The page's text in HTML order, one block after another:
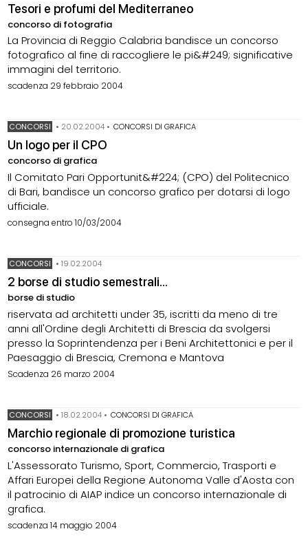
Tesori e profumi del Mediterraneo
concorso di fotografia
La Provincia di Reggio Calabria bandisce un concorso
fotografico al fine di raccogliere le pi&#249; significative
immagini del territorio.
scadenza 29 febbraio 2004
CONCORSI • 20.02.2004 • CONCORSI DI GRAFICA
Un logo per il CPO
concorso di grafica
Il Comitato Pari Opportunit&#224; (CPO) del Politecnico
di Bari, bandisce un concorso grafico per dotarsi di logo
ufficiale.
consegna entro 10/03/2004
CONCORSI •19.02.2004
2 borse di studio semestrali...
borse di studio
riservata ad architetti under 35, iscritti da meno di tre
anni all'Ordine degli Architetti di Brescia da svolgersi
presso la Soprintendenza per i Beni Architettonici e per il
Paesaggio di Brescia, Cremona e Mantova
Scadenza 26 marzo 2004
CONCORSI •18.02.2004 • CONCORSI DI GRAFICA
Marchio regionale di promozione turistica
concorso internazionale di grafica
L'Assessorato Turismo, Sport, Commercio, Trasporti e
Affari Europei della Regione Autonoma Valle d'Aosta con
il patrocinio di AIAP indice un concorso internazionale di
grafica.
scadenza 14 maggio 2004